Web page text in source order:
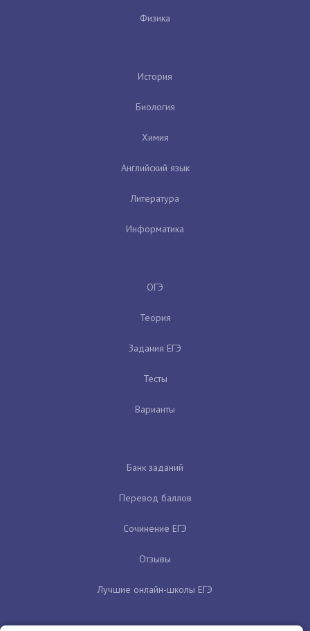
Физика
История
Биология
Химия
Английский язык
Литература
Информатика
ОГЭ
Теория
Задания ЕГЭ
Тесты
Варианты
Банк заданий
Перевод баллов
Сочинение ЕГЭ
Отзывы
Лучшие онлайн-школы ЕГЭ